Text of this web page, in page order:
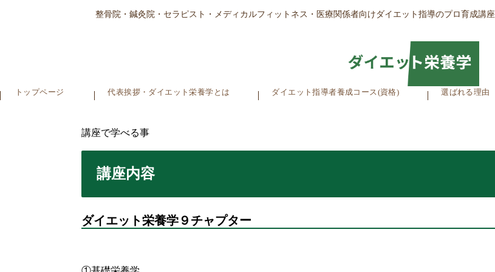
整骨院・鍼灸院・セラピスト・メディカルフィットネス・医療関係者向けダイエット指導のプロ育成講座
トップページ 代表挨拶・ダイエット栄養学とは ダイエット指導者養成コース(資格) 選ばれる理由
講座で学べる事
講座内容
ダイエット栄養学９チャプター